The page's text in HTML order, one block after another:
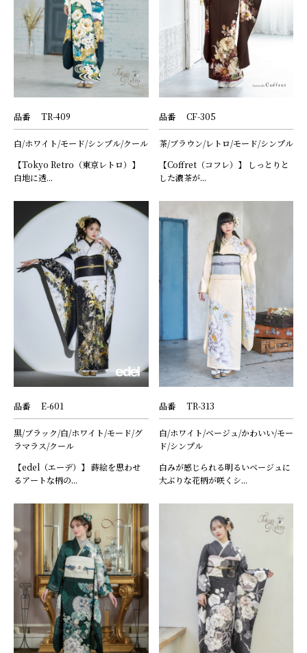
品番 TR-409
白/ホワイト/モード/シンプル/クール
【Tokyo Retro（東京レトロ）】
白地に透...
品番 CF-305
茶/ブラウン/レトロ/モード/シンプル
【Coffret（コフレ）】 しっとりと
した濃茶が...
品番 E-601
黒/ブラック/白/ホワイト/モード/グ
ラマラス/クール
【edel（エーデ）】 蒔絵を思わせ
るアートな柄の...
品番 TR-313
白/ホワイト/ベージュ/かわいい/モー
ド/シンプル
白みが感じられる明るいベージュに
大ぶりな花柄が咲くシ...